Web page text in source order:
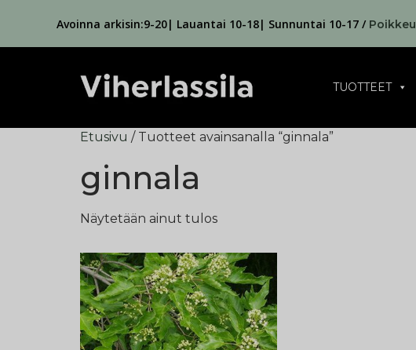
Avoinna arkisin:9-20| Lauantai 10-18| Sunnuntai 10-17 /
TUOTTEET
Etusivu / Tuotteet avainsanalla “ginnala”
ginnala
Näytetään ainut tulos